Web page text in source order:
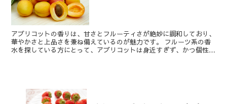
アプリコットの香りは、甘さとフルーティさが絶妙に調和しており、
華やかさと上品さを兼ね備えているのが魅力です。 フルーツ系の香
水を探している方にとって、アプリコットは身近すぎず、かつ個性的